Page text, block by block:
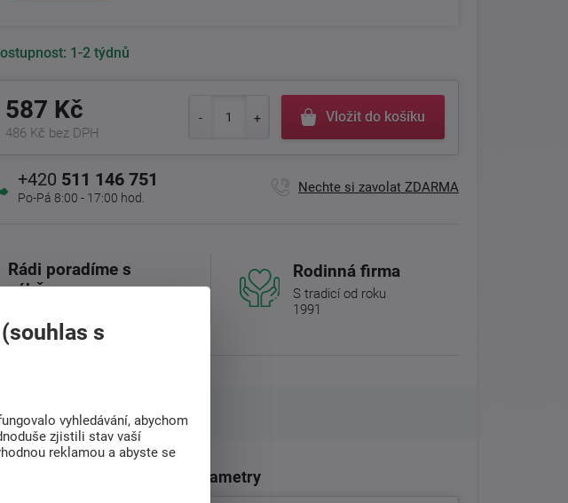
1-2 týdnů
587 Kč
486 Kč bez DPH
Vložit do košíku
+420 511 146 751
Po-Pá 8:00 - 17:00 hod.
Nechte si zavolat ZDARMA
Rádi poradíme s
výběrem
Rodinná firma
S tradicí od roku
1991
Parametry
s
vyhledávání, abychom
zjistili stav vaší
reklamou a abyste se